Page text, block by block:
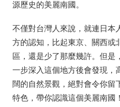
源歷史的美麗南國。
不僅對台灣人來說，就連日本
方的認知，比起東京、關西或
區，還是少了那麼幾許。但是
一步深入這個地方後會發現，
闊的自然景觀，絕對會令你留
特色，帶你認識這個美麗南國！